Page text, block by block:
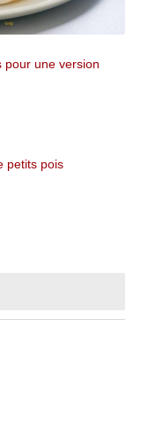
pour une version
petits pois